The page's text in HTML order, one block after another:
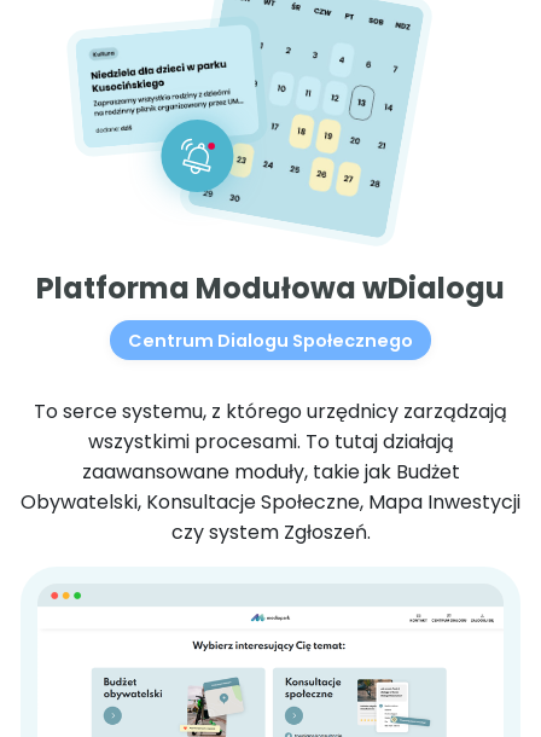
Platforma Modułowa wDialogu
Centrum Dialogu Społecznego
To serce systemu, z którego urzędnicy zarządzają
wszystkimi procesami. To tutaj działają
zaawansowane moduły, takie jak Budżet
Obywatelski, Konsultacje Społeczne, Mapa Inwestycji
czy system Zgłoszeń.